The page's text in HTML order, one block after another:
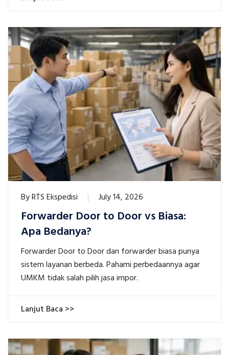
ByRTS Ekspedisi July 14, 2026
Forwarder Door to Door vs Biasa:
Apa Bedanya?
Forwarder Door to Door dan forwarder biasa punya
sistem layanan berbeda. Pahami perbedaannya agar
UMKM tidak salah pilih jasa impor.
Lanjut Baca >>